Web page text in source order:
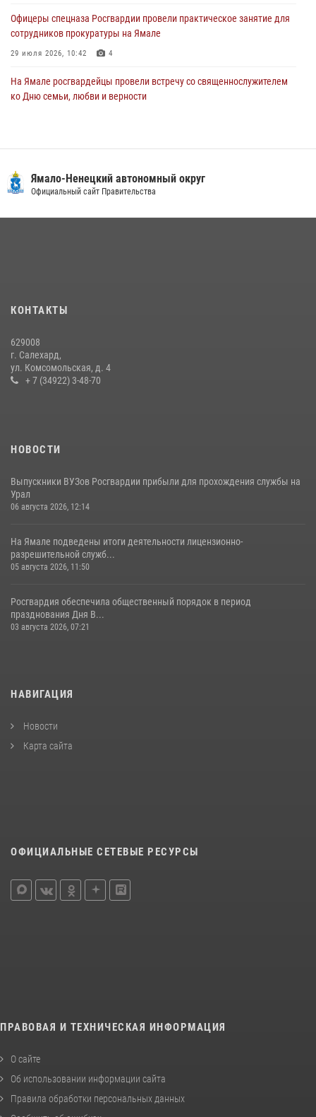
Офицеры спецназа Росгвардии провели практическое занятие для
сотрудников прокуратуры на Ямале
29 июля 2026, 10:42 4
На Ямале росгвардейцы провели встречу со священнослужителем
ко Дню семьи, любви и верности
«Каникулы с Росгвардией» продолжаются на Ямале
14 июля 2026, 06:53
Ямало-Ненецкий автономный округ
Официальный сайт Правительства
КОНТАКТЫ
629008
г. Салехард,
ул. Комсомольская, д. 4
+ 7 (34922) 3-48-70
НОВОСТИ
Выпускники ВУЗов Росгвардии прибыли для прохождения службы на
Урал
06 августа 2026, 12:14
На Ямале подведены итоги деятельности лицензионно-
разрешительной служб...
05 августа 2026, 11:50
Росгвардия обеспечила общественный порядок в период
празднования Дня В...
03 августа 2026, 07:21
НАВИГАЦИЯ
Новости
Карта сайта
ОФИЦИАЛЬНЫЕ СЕТЕВЫЕ РЕСУРСЫ
ПРАВОВАЯ И ТЕХНИЧЕСКАЯ ИНФОРМАЦИЯ
О сайте
Об использовании информации сайта
Правила обработки персональных данных